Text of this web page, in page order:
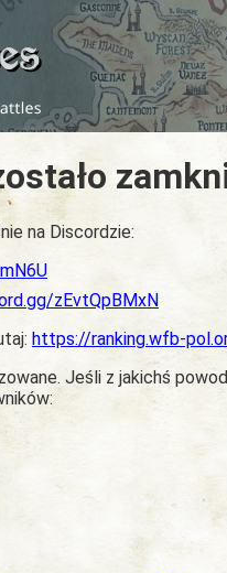
na Discordzie:
zEvtQpBMxN
https://ranking.wfb-
Jeśli z jakichś